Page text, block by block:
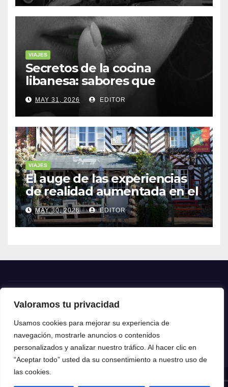
Valoramos tu privacidad
Usamos cookies para mejorar su experiencia de
navegación, mostrarle anuncios o contenidos
personalizados y analizar nuestro tráfico. Al hacer clic en
“Aceptar todo” usted da su consentimiento a nuestro uso de
las cookies.
VIAJES
Secretos de la cocina
libanesa: sabores que
cuentan historias
MAY 31, 2026 EDITOR
VIAJES
El auge de las experiencias
de realidad aumentada en el
turismo
MAY 30, 2026 EDITOR
Crónica24
Crónica 24